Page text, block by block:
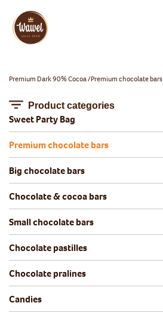
Premium Dark 90% Cocoa Premium chocolate bars
Product categories
Sweet Party Bag
Premium chocolate bars
Big chocolate bars
Chocolate & cocoa bars
Small chocolate bars
Chocolate pastilles
Chocolate pralines
Candies